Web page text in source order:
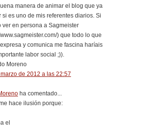
manera de animar el blog que ya
si es uno de mis referentes diarios. Si
ver en persona a Sagmeister
) que todo lo que
y comunica me fascina haríais
labor social ;)).
Moreno
de 2012 a las 22:57
ha comentado...
hace ilusión porque:
el